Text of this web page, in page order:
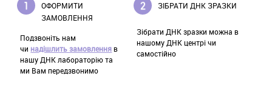
ОФОРМИТИ
ЗАМОВЛЕННЯ
Подзвоніть нам
чи надішлить замовленняв
нашу ДНК лабораторію та
ми Вам передзвонимо
ЗІБРАТИ ДНК ЗРАЗКИ
Зібрати ДНК зразки можна в
нашому ДНК центрі чи
самостійно